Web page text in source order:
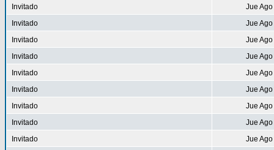
Invitado
Jue
Invitado
Jue
Invitado
Jue
Invitado
Jue
Invitado
Jue
Invitado
Jue
Invitado
Jue
Invitado
Jue
Invitado
Jue